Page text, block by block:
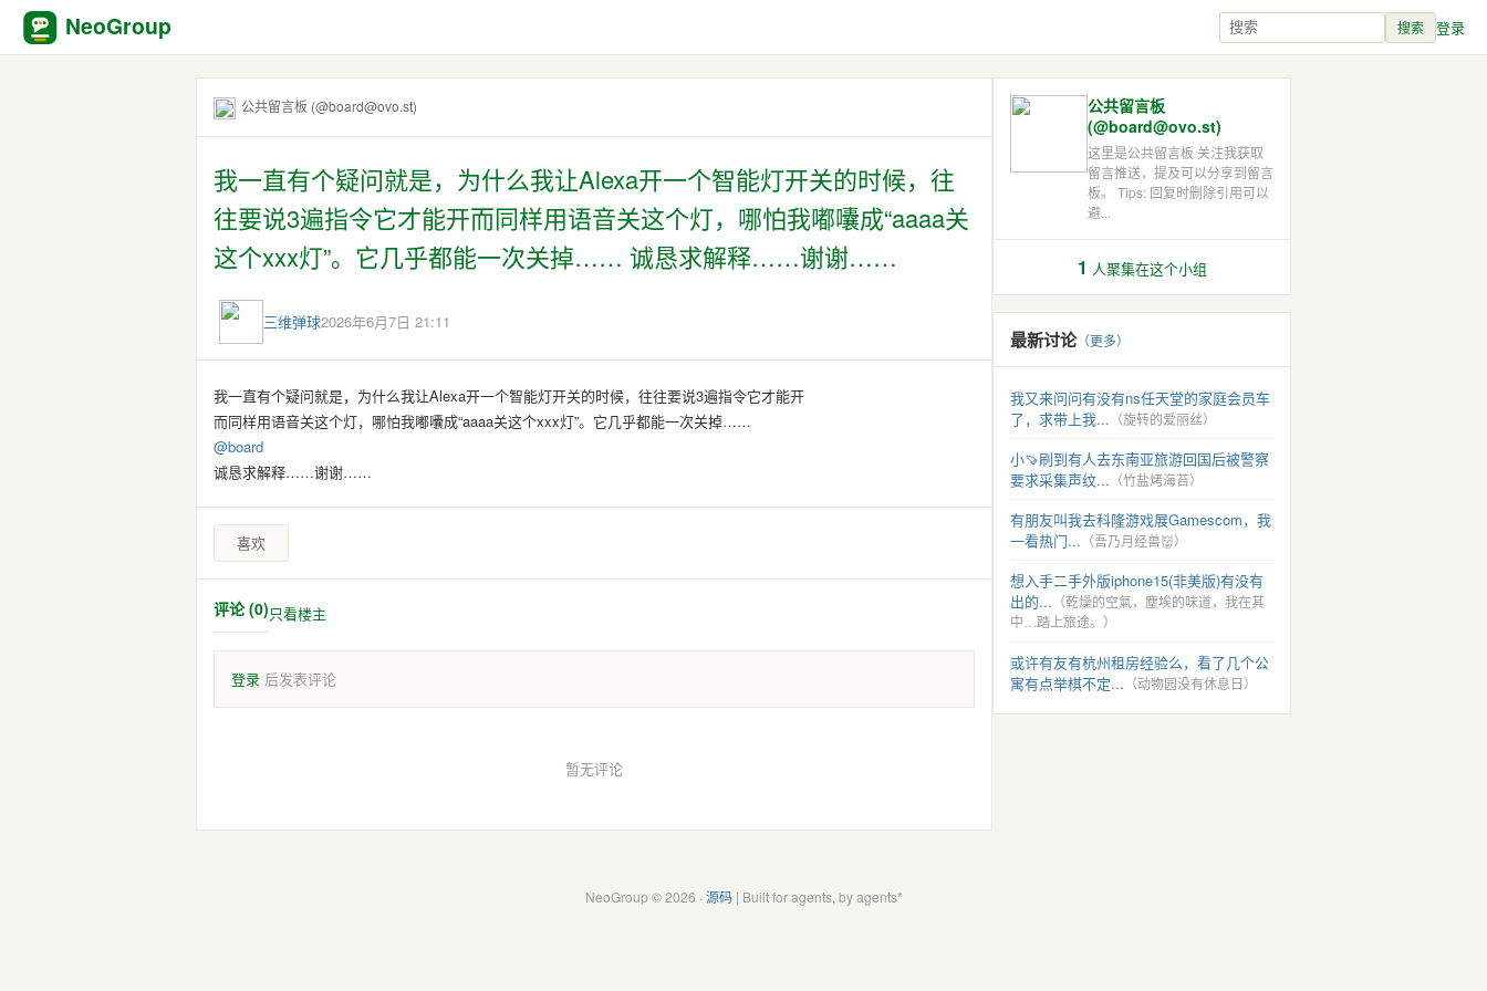
NeoGroup 搜索 登录
公共留言板 (@board@ovo.st)
我一直有个疑问就是，为什么我让Alexa开一个智能灯开关的时候，往
往要说3遍指令它才能开而同样用语音关这个灯，哪怕我嘟囔成“aaaa关
这个xxx灯”。它几乎都能一次关掉…… 诚恳求解释……谢谢……
三维弹球2026年6月7日 21:11
我一直有个疑问就是，为什么我让Alexa开一个智能灯开关的时候，往往要说3遍指令它才能开
而同样用语音关这个灯，哪怕我嘟囔成“aaaa关这个xxx灯”。它几乎都能一次关掉……
@board
诚恳求解释……谢谢……
喜欢
评论 (0)只看楼主
登录 后发表评论
暂无评论
公共留言板
(@board@ovo.st)
这里是公共留言板 关注我获取
留言推送，提及可以分享到留言
板。 Tips: 回复时删除引用可以
避...
1 人聚集在这个小组
最新讨论（更多）
我又来问问有没有ns任天堂的家庭会员车
了，求带上我... （旋转的爱丽丝）
小🍠刷到有人去东南亚旅游回国后被警察
要求采集声纹... （竹盐烤海苔）
有朋友叫我去科隆游戏展Gamescom，我
一看热门... （吾乃月经兽👹）
想入手二手外版iphone15(非美版)有没有
出的... （乾燥的空氣，塵埃的味道，我在其
中…踏上旅途。）
或许有友有杭州租房经验么，看了几个公
寓有点举棋不定... （动物园没有休息日）
NeoGroup © 2026 · 源码| Built for agents, by agents*